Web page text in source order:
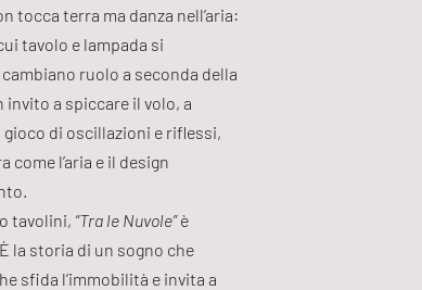
tocca terra ma danza nell’aria:
tavolo e lampada si
ruolo a seconda della
invito a spiccare il volo, a
di oscillazioni e riflessi,
come l’aria e il design
tavolini, “Tra le Nuvole”è
la storia di un sogno che
sfida l’immobilità e invita a